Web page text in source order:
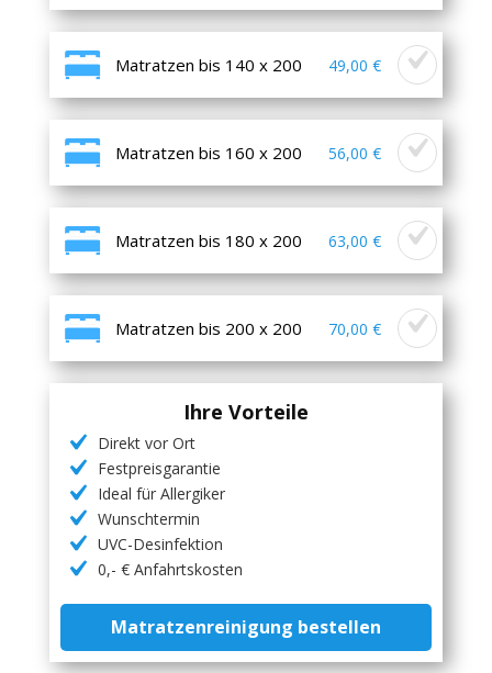
Matratzen bis 140 x 200 49,00 €
Matratzen bis 160 x 200 56,00 €
Matratzen bis 180 x 200 63,00 €
Matratzen bis 200 x 200 70,00 €
Ihre Vorteile
Direkt vor Ort
Festpreisgarantie
Ideal für Allergiker
Wunschtermin
UVC-Desinfektion
0,- € Anfahrtskosten
Matratzenreinigung bestellen